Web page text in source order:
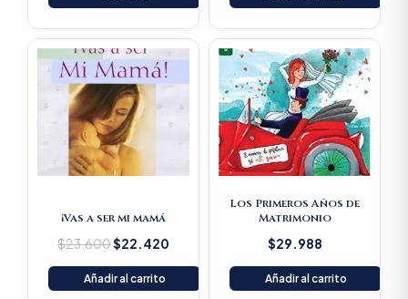
¡Vas a ser mi mamá
$23.600
Original
price
was:
$23.600.
$22.420
Current
price
$22.420.
Añadir al carrito
Los Primeros Años de
Matrimonio
$29.988
Añadir al carrito